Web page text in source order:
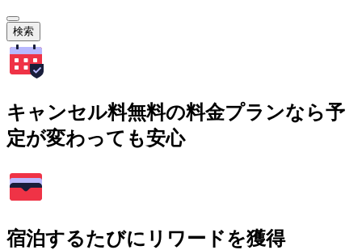
検索
キャンセル料無料の料金プランなら予
定が変わっても安心
宿泊するたびにリワードを獲得